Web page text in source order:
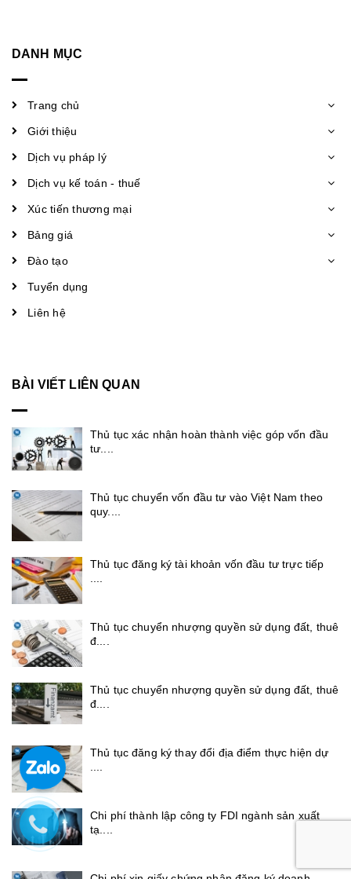
DANH MỤC
Trang chủ
Giới thiệu
Dịch vụ pháp lý
Dịch vụ kế toán - thuế
Xúc tiến thương mại
Bảng giá
Đào tạo
Tuyển dụng
Liên hệ
BÀI VIẾT LIÊN QUAN
Thủ tục xác nhận hoàn thành việc góp vốn đầu
tư....
Thủ tục chuyển vốn đầu tư vào Việt Nam theo
quy....
Thủ tục đăng ký tài khoản vốn đầu tư trực tiếp
....
Thủ tục chuyển nhượng quyền sử dụng đất, thuê
đ....
Thủ tục chuyển nhượng quyền sử dụng đất, thuê
đ....
Thủ tục đăng ký thay đổi địa điểm thực hiện dự
....
Chi phí thành lập công ty FDI ngành sản xuất
tạ....